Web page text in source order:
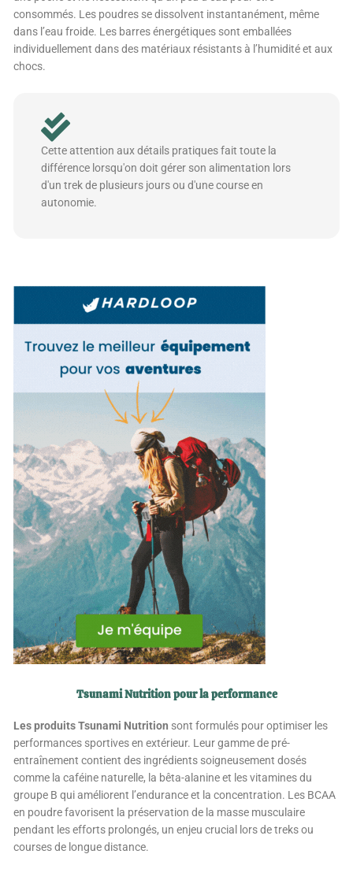
consommés. Les poudres se dissolvent instantanément, même
dans l’eau froide. Les barres énergétiques sont emballées
individuellement dans des matériaux résistants à l’humidité et aux
chocs.
Cette attention aux détails pratiques fait toute la
différence lorsqu'on doit gérer son alimentation lors
d'un trek de plusieurs jours ou d'une course en
autonomie.
Tsunami Nutrition pour la performance
Les produits Tsunami Nutrition sont formulés pour optimiser les
performances sportives en extérieur. Leur gamme de pré-
entraînement contient des ingrédients soigneusement dosés
comme la caféine naturelle, la bêta-alanine et les vitamines du
groupe B qui améliorent l’endurance et la concentration. Les BCAA
en poudre favorisent la préservation de la masse musculaire
pendant les efforts prolongés, un enjeu crucial lors de treks ou
courses de longue distance.